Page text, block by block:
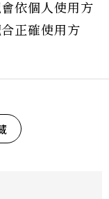
依個人使用方
正確使用方